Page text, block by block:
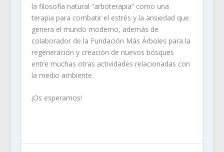
la filosofía natural “arboterapia” como una
terapia para combatir el estrés y la ansiedad que
genera el mundo moderno, además de
colaborador de la Fundación Más Árboles para la
regeneración y creación de nuevos bosques
entre muchas otras actividades relacionadas con
la medio ambiente.
¡Os esperamos!